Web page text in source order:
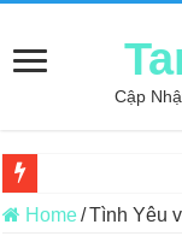
Cập
Review may áo thun
Home/Tình Yêu